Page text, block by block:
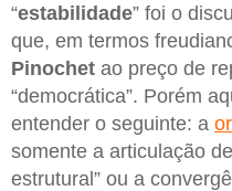
“estabilidade” foi o
que, em termos
Pinochet ao preço de
“democrática”. Porém
entender o seguinte: a
somente a articulação
estrutural” ou a